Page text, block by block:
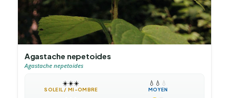
Agastache nepetoides
Agastache nepetoides
☀️☀️☀️
SOLEIL / MI-OMBRE
💧 💧 💧
MOYEN